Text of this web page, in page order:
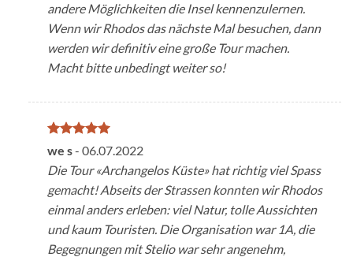
andere Möglichkeiten die Insel kennenzulernen.
Wenn wir Rhodos das nächste Mal besuchen, dann
werden wir definitiv eine große Tour machen.
Macht bitte unbedingt weiter so!
Note 5sur
5
we s- 06.07.2022
Die Tour «Archangelos Küste» hat richtig viel Spass
gemacht! Abseits der Strassen konnten wir Rhodos
einmal anders erleben: viel Natur, tolle Aussichten
und kaum Touristen. Die Organisation war 1A, die
Begegnungen mit Stelio war sehr angenehm,